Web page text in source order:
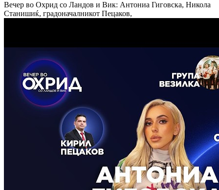
Вечер во Охрид со Ландов и Вик: Антониа Гиговска, Никола
Станишиќ, градоначалникот Пецаков,